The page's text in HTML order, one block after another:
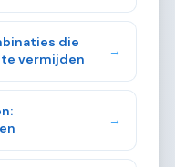
die
vermijden
→
→